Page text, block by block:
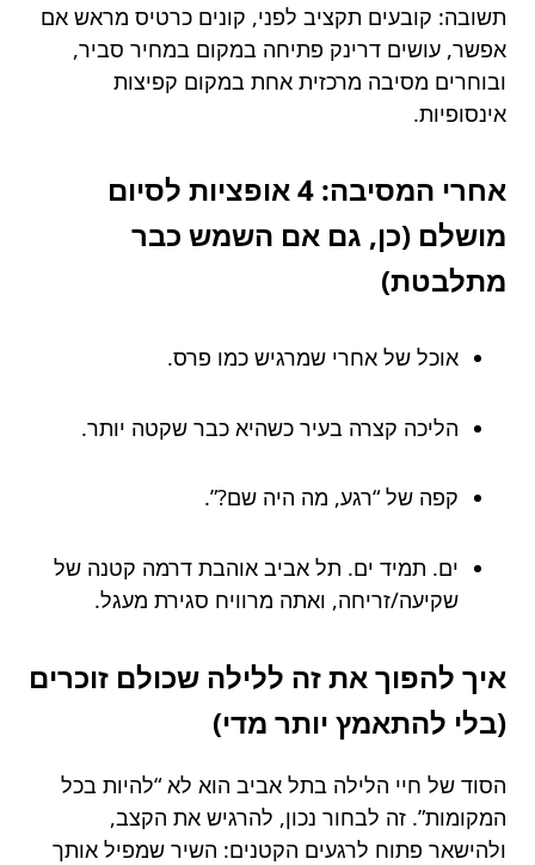
תשובה: קובעים תקציב לפני, קונים כרטיס מראש אם
אפשר, עושים דרינק פתיחה במקום במחיר סביר,
ובוחרים מסיבה מרכזית אחת במקום קפיצות
אינסופיות.
אחרי המסיבה: 4 אופציות לסיום
מושלם (כן, גם אם השמש כבר
מתלבטת)
אוכל של אחרי שמרגיש כמו פרס.
הליכה קצרה בעיר כשהיא כבר שקטה יותר.
קפה של “רגע, מה היה שם?”.
ים. תמיד ים. תל אביב אוהבת דרמה קטנה של
שקיעה/זריחה, ואתה מרוויח סגירת מעגל.
איך להפוך את זה ללילה שכולם זוכרים
(בלי להתאמץ יותר מדי)
הסוד של חיי הלילה בתל אביב הוא לא “להיות בכל
המקומות”. זה לבחור נכון, להרגיש את הקצב,
ולהישאר פתוח לרגעים הקטנים: השיר שמפיל אותך